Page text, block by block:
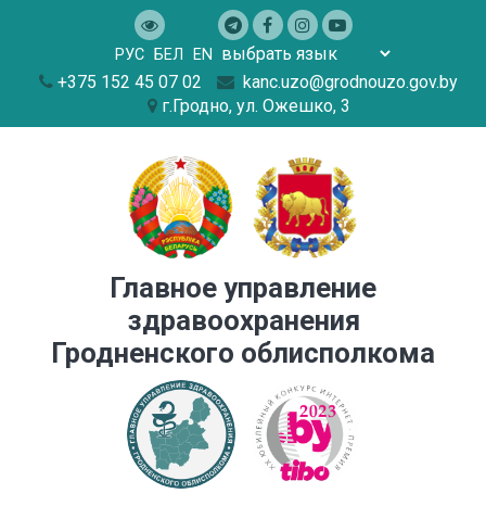
РУC БЕЛ EN
+375 152 45 07 02
kanc.uzo@grodnouzo.gov.by
г.Гродно, ул. Ожешко, 3
Главное управление
здравоохранения
Гродненского облисполкома